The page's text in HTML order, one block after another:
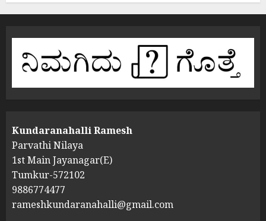
Kundaranahalli Ramesh
Parvathi Nilaya
1st Main Jayanagar(E)
Tumkur-572102
9886774477
rameshkundaranahalli@gmail.com